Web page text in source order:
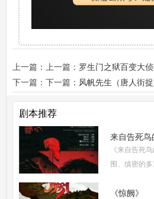
上一篇：上一篇： 罗生门之狱百变大
复盘测评_真相结局
下一篇：下一篇： 风帆先生（唐人街
剧本推荐
来自告死鸟
《来自告死
围、缜密的
单。本指南
《惊阙》